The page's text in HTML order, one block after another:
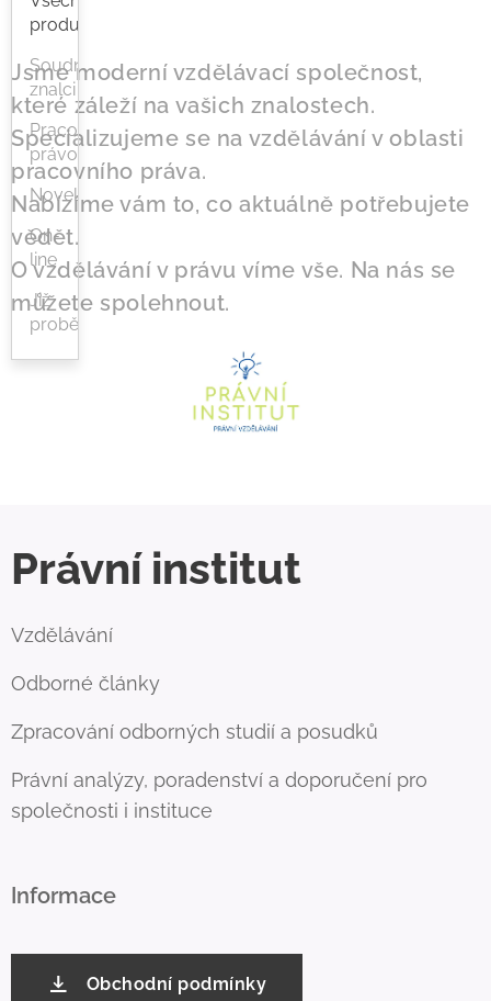
produkty
Soudní
znalci
Pracovní
právo
Novela
On-
line
Již
proběhlé
Jsme moderní vzdělávací společnost,
které záleží na vašich znalostech.
Specializujeme se na vzdělávání v oblasti
pracovního práva.
Nabízíme vám to, co aktuálně potřebujete
vědět.
O vzdělávání v právu víme vše. Na nás se
můžete spolehnout.
Právní institut
Vzdělávání
Odborné články
Zpracování odborných studií a posudků
Právní analýzy, poradenství a doporučení pro
společnosti i instituce
Informace
Obchodní podmínky